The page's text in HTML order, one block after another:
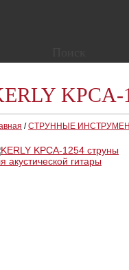
KPCA-
/СТРУННЫЕ